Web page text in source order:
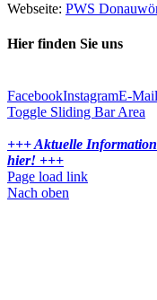
Webseite: PWS
Hier finden Sie uns
FacebookInstagramE-Mail
Toggle Sliding Bar Area
+++ Aktuelle
hier! +++
Page load link
Nach oben